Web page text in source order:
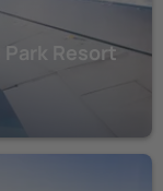
Park Resort